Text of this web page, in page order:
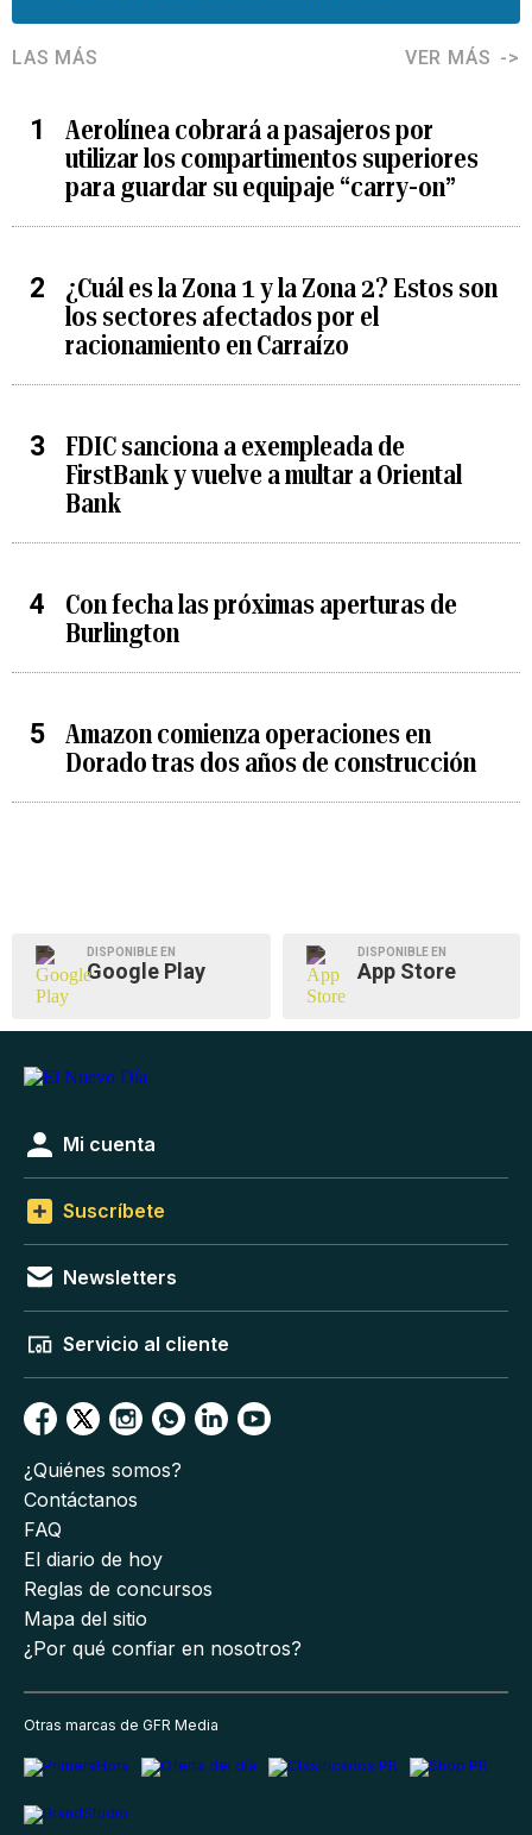
LAS MÁS VER MÁS
Aerolínea cobrará a pasajeros por
utilizar los compartimentos superiores
para guardar su equipaje “carry-on”
¿Cuál es la Zona 1 y la Zona 2? Estos son
los sectores afectados por el
racionamiento en Carraízo
FDIC sanciona a exempleada de
FirstBank y vuelve a multar a Oriental
Bank
Con fecha las próximas aperturas de
Burlington
Amazon comienza operaciones en
Dorado tras dos años de construcción
DISPONIBLE EN
Google Play
DISPONIBLE EN
App Store
Mi cuenta
Suscríbete
Newsletters
Servicio al cliente
¿Quiénes somos?
Contáctanos
FAQ
El diario de hoy
Reglas de concursos
Mapa del sitio
¿Por qué confiar en nosotros?
Otras marcas de GFR Media